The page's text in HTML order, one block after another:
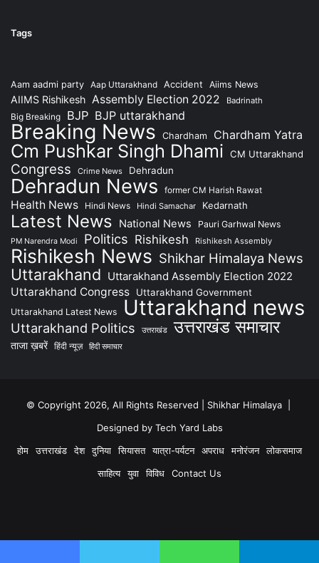
Tags
Aam aadmi party Aap Uttarakhand Accident Aiims News
AIIMS Rishikesh Assembly Election 2022 Badrinath
Big Breaking BJP BJP uttarakhand
Breaking News Chardham Chardham Yatra
Cm Pushkar Singh Dhami CM Uttarakhand
Congress Crime News Dehradun
Dehradun News former CM Harish Rawat
Health News Hindi News Hindi Samachar Kedarnath
Latest News National News Pauri Garhwal News
PM Narendra Modi Politics Rishikesh Rishikesh Assembly
Rishikesh News Shikhar Himalaya News
Uttarakhand Uttarakhand Assembly Election 2022
Uttarakhand Congress
Uttarakhand Government
Uttarakhand Latest News Uttarakhand news
Uttarakhand Politics उत्तराखंड उत्तराखंड समाचार
ताजा ख़बरें हिंदी न्यूज़ हिंदी समाचार
© Copyright 2026, All Rights Reserved | Shikhar Himalaya |
Designed by Tech Yard Labs
होम
उत्तराखंड देश दुनिया सियासत यात्रा-पर्यटन अपराध मनोरंजन
लोकसमाज
साहित्य
युवा विविध Contact Us